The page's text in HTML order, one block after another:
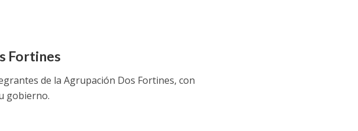
Fortines
de la Agrupación Dos Fortines, con
gobierno.